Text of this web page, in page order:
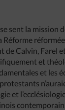
sent la mission
Réforme
de Calvin, Farel
et
et les
et